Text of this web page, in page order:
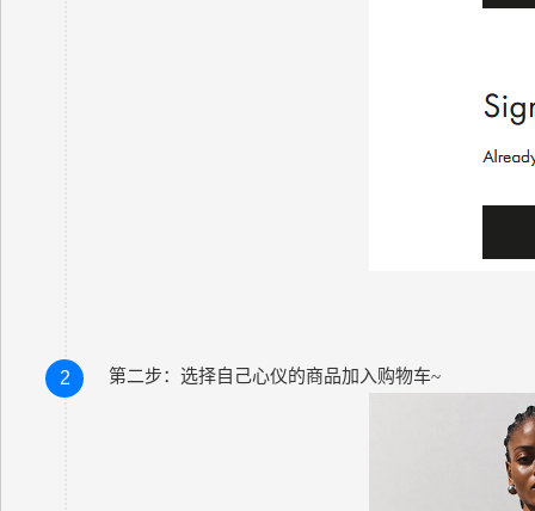
2 第二步：选择自己心仪的商品加入购物车~